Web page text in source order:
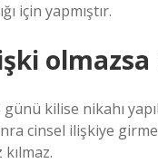
için yapmıştır.
kilise nikahı
cinsel ilişkiye